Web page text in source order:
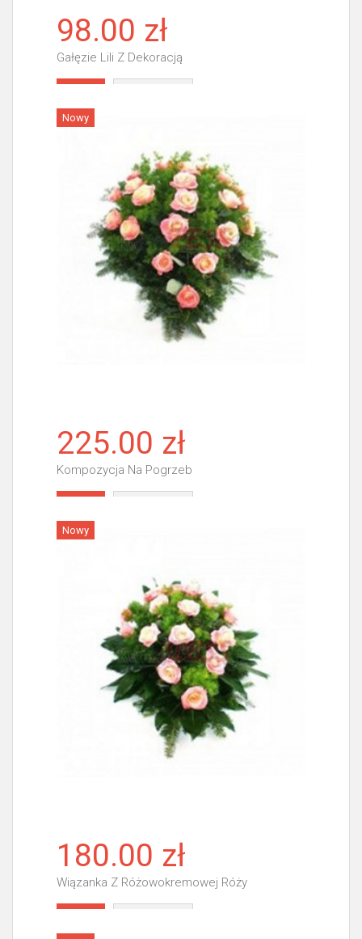
98.00 zł
Gałęzie Lili Z Dekoracją
Nowy
225.00 zł
Kompozycja Na Pogrzeb
Nowy
180.00 zł
Wiązanka Z Różowokremowej Róży